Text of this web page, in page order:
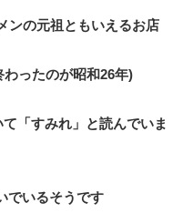
ンの元祖ともいえるお店
ったのが昭和26年)
「すみれ」と読んでいま
でいるそうです